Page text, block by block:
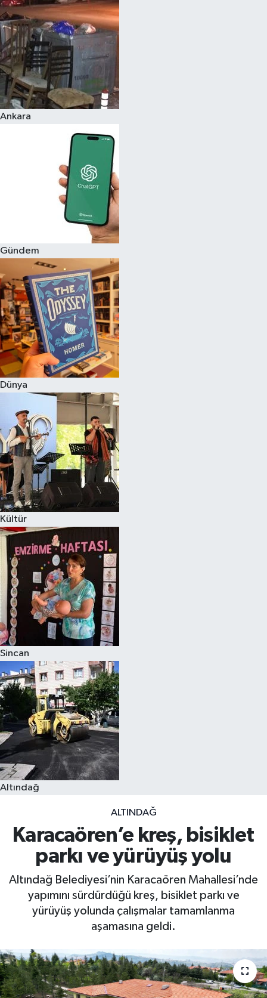
Ankara
Gündem
Dünya
Kültür
Sincan
Altındağ
ALTINDAĞ
Karacaören’e kreş, bisiklet
parkı ve yürüyüş yolu
Altındağ Belediyesi’nin Karacaören Mahallesi’nde
yapımını sürdürdüğü kreş, bisiklet parkı ve
yürüyüş yolunda çalışmalar tamamlanma
aşamasına geldi.